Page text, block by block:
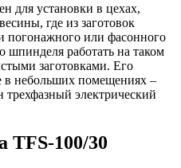
для установки в цехах,
где из заготовок
погонажного или фасонного
шпинделя работать на таком
заготовками. Его
в небольших помещениях –
электрический
TFS-100/30